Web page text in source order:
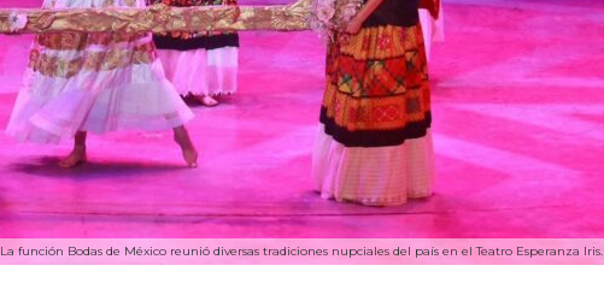
La función Bodas de México reunió diversas tradiciones nupciales del país en el Teatro Esperanza Iris.